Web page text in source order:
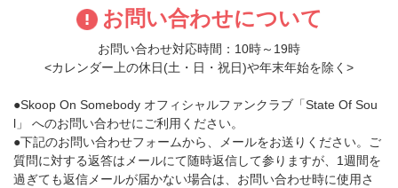
お問い合わせについて
お問い合わせ対応時間：10時～19時
<カレンダー上の休日(土・日・祝日)や年末年始を除く>
●Skoop On Somebody オフィシャルファンクラブ「State Of Sou
l」 へのお問い合わせにご利用ください。
●下記のお問い合わせフォームから、メールをお送りください。ご
質問に対する返答はメールにて随時返信して参りますが、1週間を
過ぎても返信メールが届かない場合は、お問い合わせ時に使用さ